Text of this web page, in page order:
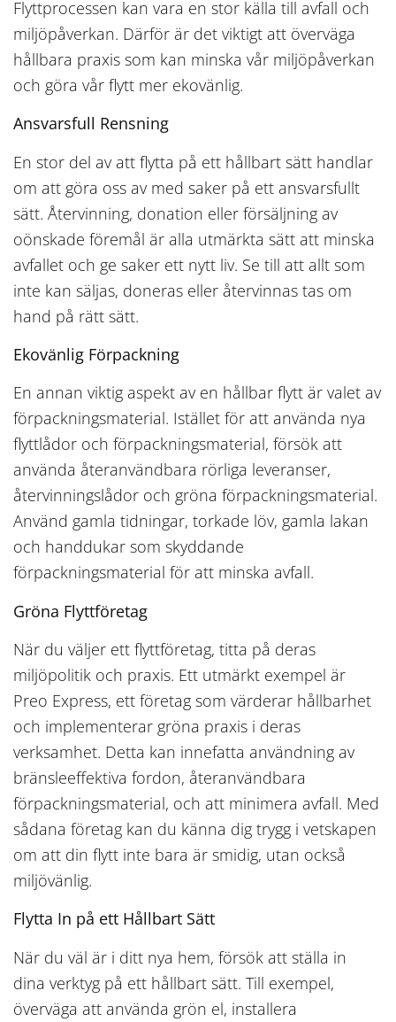
Flyttprocessen kan vara en stor källa till avfall och
miljöpåverkan. Därför är det viktigt att överväga
hållbara praxis som kan minska vår miljöpåverkan
och göra vår flytt mer ekovänlig.
Ansvarsfull Rensning
En stor del av att flytta på ett hållbart sätt handlar
om att göra oss av med saker på ett ansvarsfullt
sätt. Återvinning, donation eller försäljning av
oönskade föremål är alla utmärkta sätt att minska
avfallet och ge saker ett nytt liv. Se till att allt som
inte kan säljas, doneras eller återvinnas tas om
hand på rätt sätt.
Ekovänlig Förpackning
En annan viktig aspekt av en hållbar flytt är valet av
förpackningsmaterial. Istället för att använda nya
flyttlådor och förpackningsmaterial, försök att
använda återanvändbara rörliga leveranser,
återvinningslådor och gröna förpackningsmaterial.
Använd gamla tidningar, torkade löv, gamla lakan
och handdukar som skyddande
förpackningsmaterial för att minska avfall.
Gröna Flyttföretag
När du väljer ett flyttföretag, titta på deras
miljöpolitik och praxis. Ett utmärkt exempel är
Preo Express, ett företag som värderar hållbarhet
och implementerar gröna praxis i deras
verksamhet. Detta kan innefatta användning av
bränsleeffektiva fordon, återanvändbara
förpackningsmaterial, och att minimera avfall. Med
sådana företag kan du känna dig trygg i vetskapen
om att din flytt inte bara är smidig, utan också
miljövänlig.
Flytta In på ett Hållbart Sätt
När du väl är i ditt nya hem, försök att ställa in
dina verktyg på ett hållbart sätt. Till exempel,
överväga att använda grön el, installera